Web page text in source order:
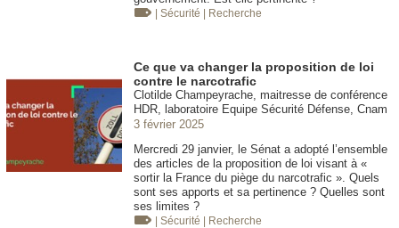
| Sécurité | Recherche
Ce que va changer la proposition de loi
contre le narcotrafic
Clotilde Champeyrache, maitresse de conférence
HDR, laboratoire Equipe Sécurité Défense, Cnam
3 février 2025
Mercredi 29 janvier, le Sénat a adopté l’ensemble
des articles de la proposition de loi visant à «
sortir la France du piège du narcotrafic ». Quels
sont ses apports et sa pertinence ? Quelles sont
ses limites ?
| Sécurité | Recherche